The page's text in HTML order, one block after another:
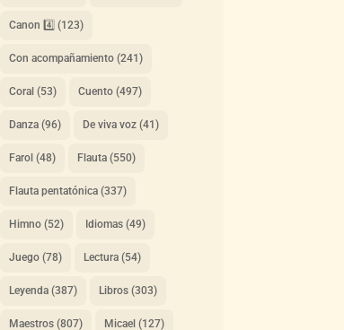
Canon 4️⃣ (123)
Con acompañamiento(241)
Coral (53) Cuento(497)
Danza(96) De viva voz(41)
Farol (48) Flauta(550)
Flauta pentatónica(337)
Himno(52) Idiomas(49)
Juego(78) Lectura(54)
Leyenda(387) Libros(303)
Maestros(807) Micael (127)